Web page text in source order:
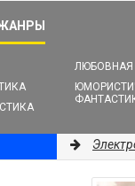
ЛЮБОВНАЯ